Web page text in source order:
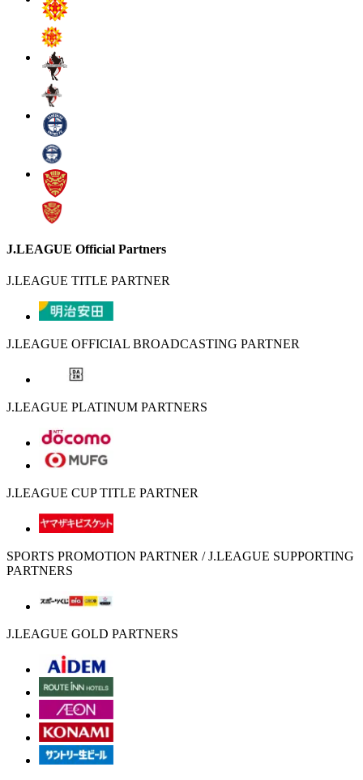
J.LEAGUE Official Partners
J.LEAGUE TITLE PARTNER
J.LEAGUE OFFICIAL BROADCASTING PARTNER
J.LEAGUE PLATINUM PARTNERS
J.LEAGUE CUP TITLE PARTNER
SPORTS PROMOTION PARTNER / J.LEAGUE SUPPORTING
PARTNERS
J.LEAGUE GOLD PARTNERS